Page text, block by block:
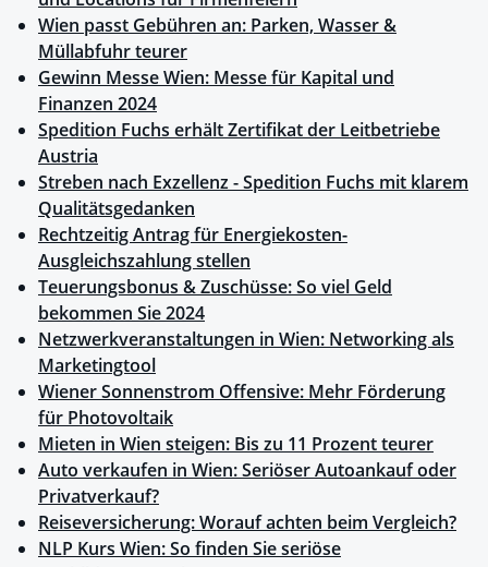
Wien passt Gebühren an: Parken, Wasser &
Müllabfuhr teurer
Gewinn Messe Wien: Messe für Kapital und
Finanzen 2024
Spedition Fuchs erhält Zertifikat der Leitbetriebe
Austria
Streben nach Exzellenz - Spedition Fuchs mit klarem
Qualitätsgedanken
Rechtzeitig Antrag für Energiekosten-
Ausgleichszahlung stellen
Teuerungsbonus & Zuschüsse: So viel Geld
bekommen Sie 2024
Netzwerkveranstaltungen in Wien: Networking als
Marketingtool
Wiener Sonnenstrom Offensive: Mehr Förderung
für Photovoltaik
Mieten in Wien steigen: Bis zu 11 Prozent teurer
Auto verkaufen in Wien: Seriöser Autoankauf oder
Privatverkauf?
Reiseversicherung: Worauf achten beim Vergleich?
NLP Kurs Wien: So finden Sie seriöse